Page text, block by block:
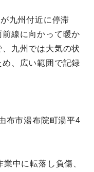
九州付近に停滞
線に向かって暖か
九州では大気の状
、広い範囲で記録
布市湯布院町湯平4
中に転落し負傷、